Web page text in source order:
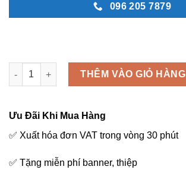
096 205 7879
Tình anh em - D26 số lượng
THÊM VÀO GIỎ HÀNG
Ưu Đãi Khi Mua Hàng
✅ Xuất hóa đơn VAT trong vòng 30 phút
✅ Tặng miễn phí banner, thiệp